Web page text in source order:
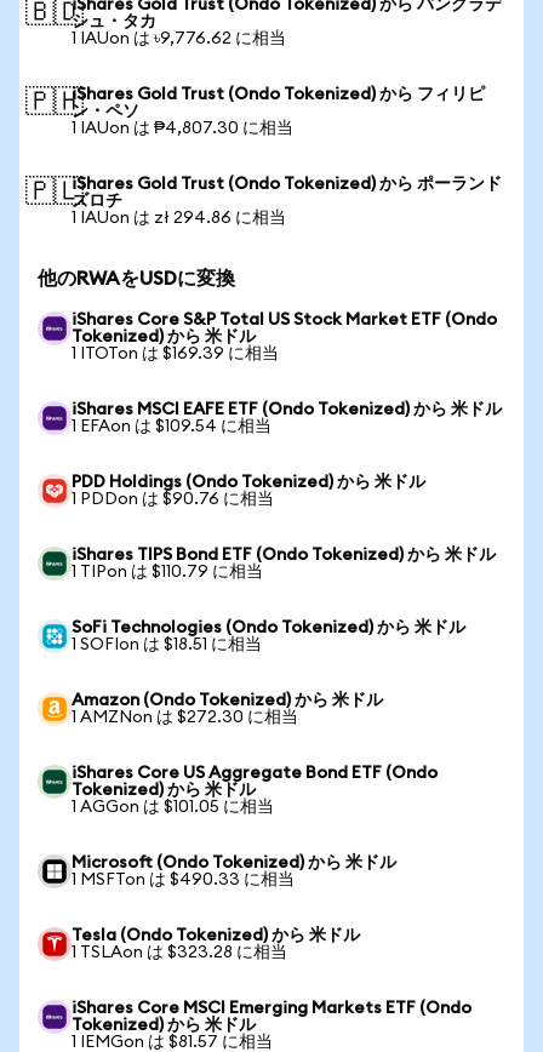
🇧🇩iShares Gold Trust (Ondo Tokenized) から バングラデ
シュ・タカ
1 IAUon は ৳9,776.62 に相当
🇵🇭iShares Gold Trust (Ondo Tokenized) から フィリピ
ン・ペソ
1 IAUon は ₱4,807.30 に相当
🇵🇱iShares Gold Trust (Ondo Tokenized) から ポーランド
ズロチ
1 IAUon は zł 294.86 に相当
他のRWAをUSDに変換
iShares Core S&P Total US Stock Market ETF (Ondo
Tokenized) から 米ドル
1 ITOTon は $169.39 に相当
iShares MSCI EAFE ETF (Ondo Tokenized) から 米ドル
1 EFAon は $109.54 に相当
PDD Holdings (Ondo Tokenized) から 米ドル
1 PDDon は $90.76 に相当
iShares TIPS Bond ETF (Ondo Tokenized) から 米ドル
1 TIPon は $110.79 に相当
SoFi Technologies (Ondo Tokenized) から 米ドル
1 SOFIon は $18.51 に相当
Amazon (Ondo Tokenized) から 米ドル
1 AMZNon は $272.30 に相当
iShares Core US Aggregate Bond ETF (Ondo
Tokenized) から 米ドル
1 AGGon は $101.05 に相当
Microsoft (Ondo Tokenized) から 米ドル
1 MSFTon は $490.33 に相当
Tesla (Ondo Tokenized) から 米ドル
1 TSLAon は $323.28 に相当
iShares Core MSCI Emerging Markets ETF (Ondo
Tokenized) から 米ドル
1 IEMGon は $81.57 に相当